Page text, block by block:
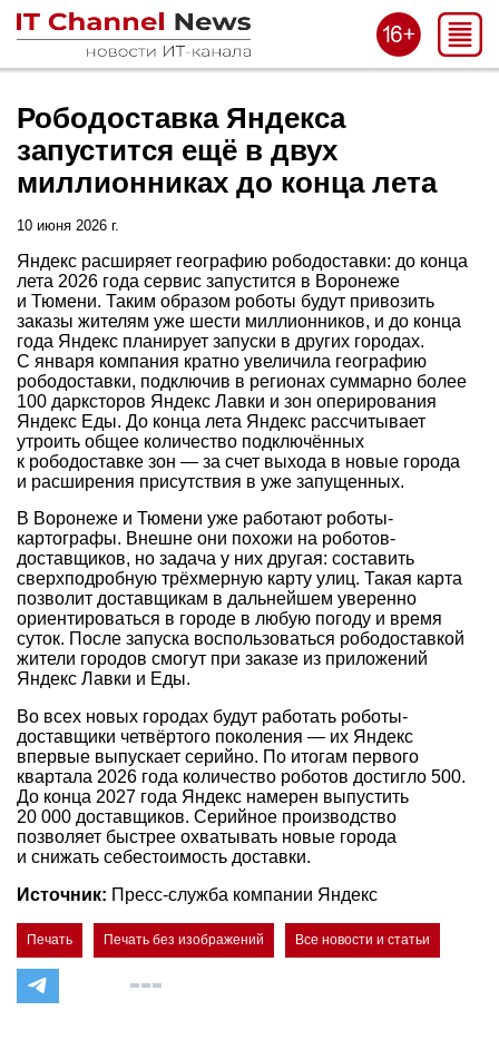
Рободоставка Яндекса
запустится ещё в двух
миллионниках до конца лета
10 июня 2026 г.
Яндекс расширяет географию рободоставки: до конца
лета 2026 года сервис запустится в Воронеже
и Тюмени. Таким образом роботы будут привозить
заказы жителям уже шести миллионников, и до конца
года Яндекс планирует запуски в других городах.
С января компания кратно увеличила географию
рободоставки, подключив в регионах суммарно более
100 дарксторов Яндекс Лавки и зон оперирования
Яндекс Еды. До конца лета Яндекс рассчитывает
утроить общее количество подключённых
к рободоставке зон — за счет выхода в новые города
и расширения присутствия в уже запущенных.
В Воронеже и Тюмени уже работают роботы-
картографы. Внешне они похожи на роботов-
доставщиков, но задача у них другая: составить
сверхподробную трёхмерную карту улиц. Такая карта
позволит доставщикам в дальнейшем уверенно
ориентироваться в городе в любую погоду и время
суток. После запуска воспользоваться рободоставкой
жители городов смогут при заказе из приложений
Яндекс Лавки и Еды.
Во всех новых городах будут работать роботы-
доставщики четвёртого поколения — их Яндекс
впервые выпускает серийно. По итогам первого
квартала 2026 года количество роботов достигло 500.
До конца 2027 года Яндекс намерен выпустить
20 000 доставщиков. Серийное производство
позволяет быстрее охватывать новые города
и снижать себестоимость доставки.
Источник: Пресс-служба компании Яндекс
Печать Печать без изображений Все новости и статьи